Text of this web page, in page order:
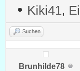
• Kiki41,
Suchen
Brunhilde78